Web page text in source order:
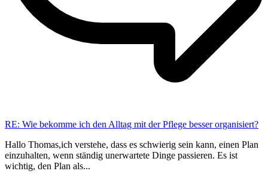
RE: Wie bekomme ich den Alltag mit der Pflege besser organisiert?
Hallo Thomas,ich verstehe, dass es schwierig sein kann, einen Plan
einzuhalten, wenn ständig unerwartete Dinge passieren. Es ist
wichtig, den Plan als...